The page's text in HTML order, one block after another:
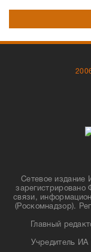
Сетевое издание
связи,
(Роскомнадзор).
Главный
Учредитель